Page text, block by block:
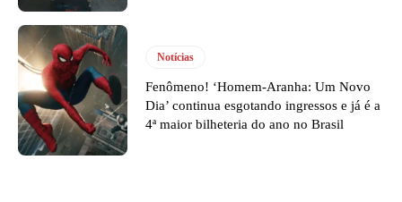
Notícias
Fenômeno! ‘Homem-Aranha: Um Novo
Dia’ continua esgotando ingressos e já é a
4ª maior bilheteria do ano no Brasil